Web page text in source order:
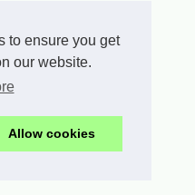
to ensure you get
our website.
Allow cookies